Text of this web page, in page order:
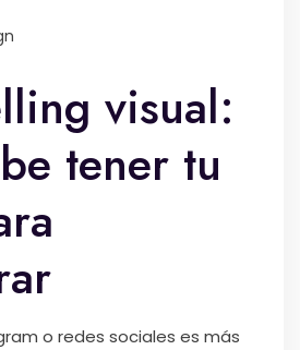
visual:
tener tu
o redes sociales es más